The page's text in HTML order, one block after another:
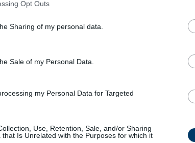
Opt Outs
Sharing of my personal data.
Sale of my Personal Data.
my Personal Data for Targeted
Use, Retention, Sale, and/or Sharing
Is Unrelated with the Purposes for which it
tette: